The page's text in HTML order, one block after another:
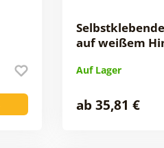
auf weißem
Auf Lager
ab 35,81 €